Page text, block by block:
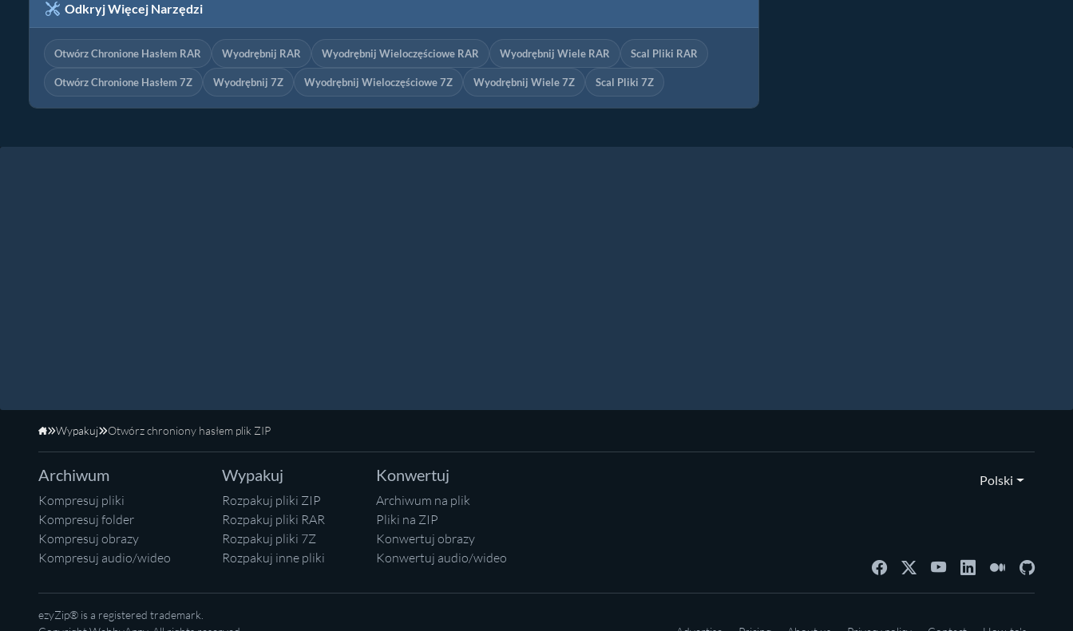
Odkryj Więcej Narzędzi
Otwórz Chronione Hasłem RAR Wyodrębnij RAR Wyodrębnij Wieloczęściowe RAR Wyodrębnij Wiele RAR Scal Pliki RAR
Otwórz Chronione Hasłem 7Z Wyodrębnij 7Z Wyodrębnij Wieloczęściowe 7Z Wyodrębnij Wiele 7Z Scal Pliki 7Z
Strona główna
Wypakuj Otwórz chroniony hasłem plik ZIP
Archiwum
Kompresuj pliki
Kompresuj folder
Kompresuj obrazy
Kompresuj audio/wideo
Wypakuj
Rozpakuj pliki ZIP
Rozpakuj pliki RAR
Rozpakuj pliki 7Z
Rozpakuj inne pliki
Konwertuj
Archiwum na plik
Pliki na ZIP
Konwertuj obrazy
Konwertuj audio/wideo
Polski
ezyZip® is a registered trademark.